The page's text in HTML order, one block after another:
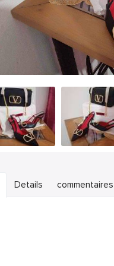
Details commentaires